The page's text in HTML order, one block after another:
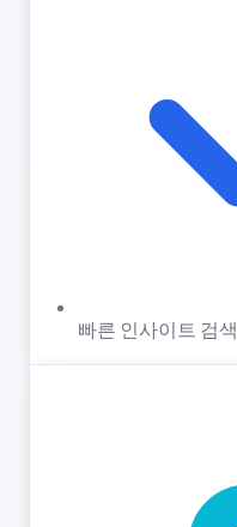
빠른 인사이트 검색